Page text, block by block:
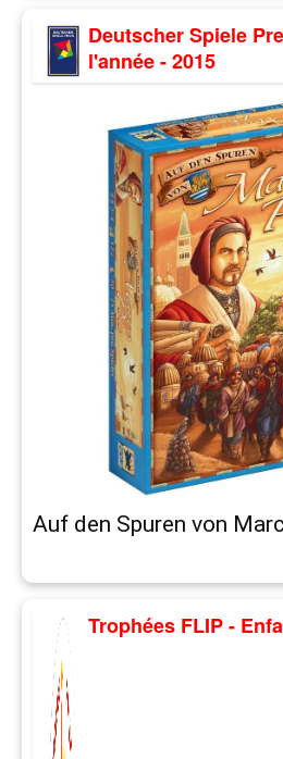
Deutscher Spiele
l'année - 2015
Auf den Spuren von
Trophées FLIP -